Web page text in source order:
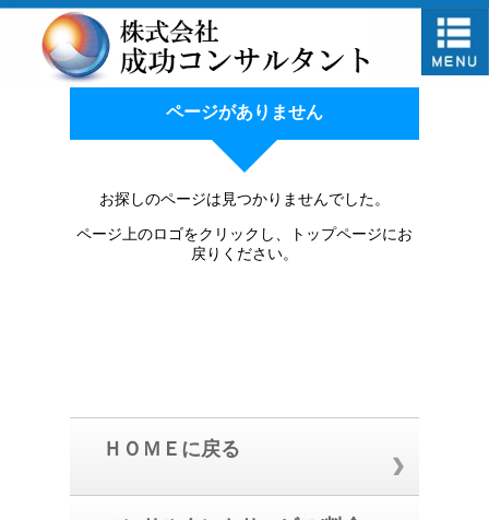
ページがありません
お探しのページは見つかりませんでした。
ページ上のロゴをクリックし、トップページにお
戻りください。
ＨＯＭＥに戻る